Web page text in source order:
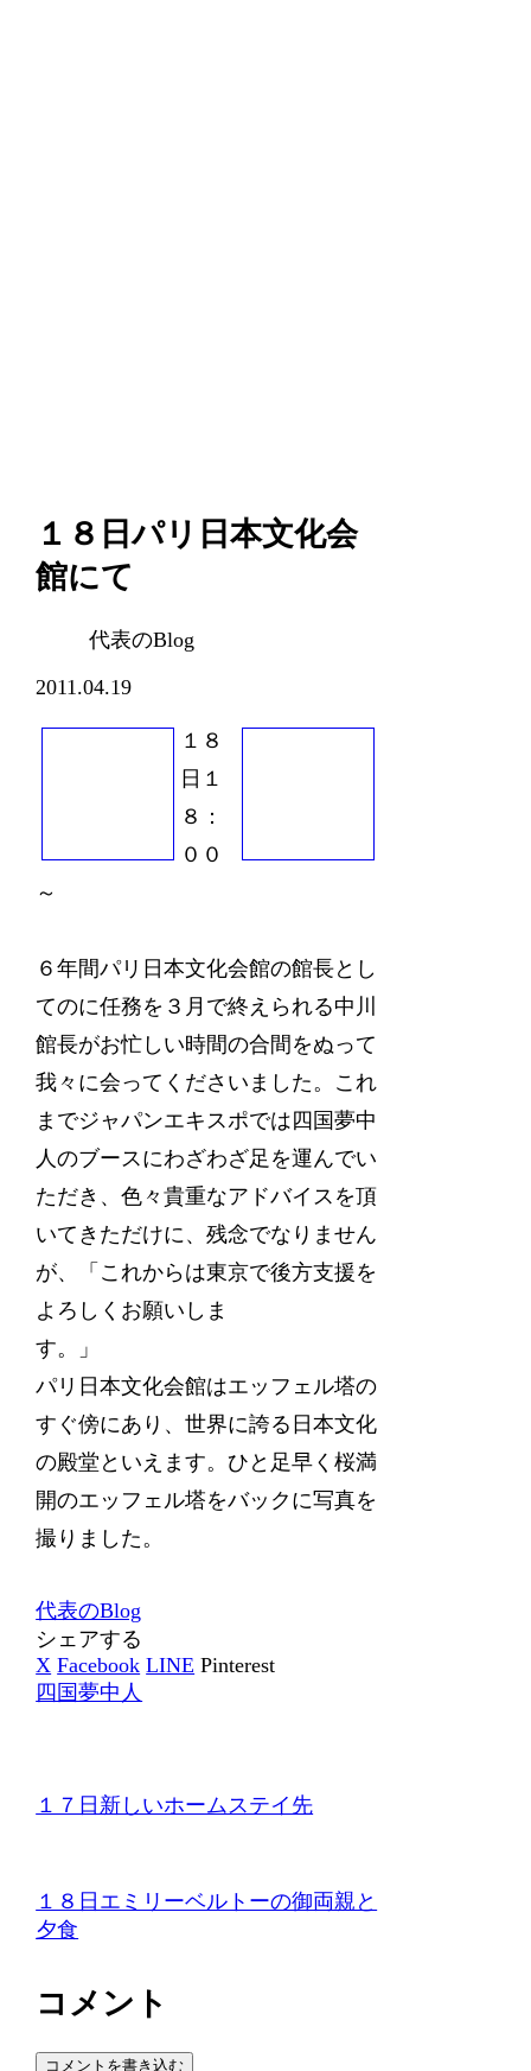
１８日パリ日本文化会
館にて
代表のBlog
2011.04.19
１８
日１
８：
００
～
６年間パリ日本文化会館の館長とし
てのに任務を３月で終えられる中川
館長がお忙しい時間の合間をぬって
我々に会ってくださいました。これ
までジャパンエキスポでは四国夢中
人のブースにわざわざ足を運んでい
ただき、色々貴重なアドバイスを頂
いてきただけに、残念でなりません
が、「これからは東京で後方支援を
よろしくお願いしま
パリ日本文化会館はエッフェル塔の
すぐ傍にあり、世界に誇る日本文化
の殿堂といえます。ひと足早く桜満
開のエッフェル塔をバックに写真を
撮りました。
代表のBlog
シェアする
X Facebook LINE Pinterest
四国夢中人
１７日新しいホームステイ先
１８日エミリーベルトーの御両親と
夕食
コメント
コメントを書き込む